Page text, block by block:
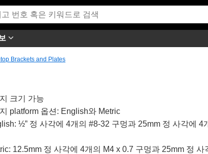
Brackets and Plates
크기 가능
platform 옵션: English와 Metric
½” 정 사각에 4개의 #8-32 구멍과 25mm 정 사각에 4
12.5mm 정 사각에 4개의 M4 x 0.7 구멍과 25mm 정 사